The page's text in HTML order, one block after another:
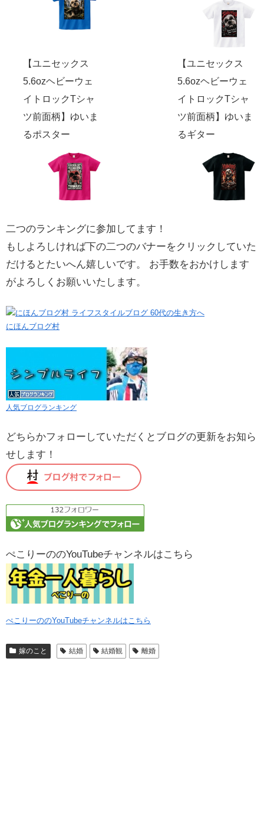
【ユニセックス
5.6ozヘビーウェ
イトロックTシャ
ツ前面柄】ゆいま
るポスター
【ユニセックス
5.6ozヘビーウェ
イトロックTシャ
ツ前面柄】ゆいま
るギター
二つのランキングに参加してます！
もしよろしければ下の二つのバナーをクリックしていた
だけるとたいへん嬉しいです。 お手数をおかけします
がよろしくお願いいたします。
にほんブログ村
人気ブログランキング
どちらかフォローしていただくとブログの更新をお知ら
せします！
ぺこりーののYouTubeチャンネルはこちら
ぺこりーののYouTubeチャンネルはこちら
嫁のこと 結婚 結婚観 離婚